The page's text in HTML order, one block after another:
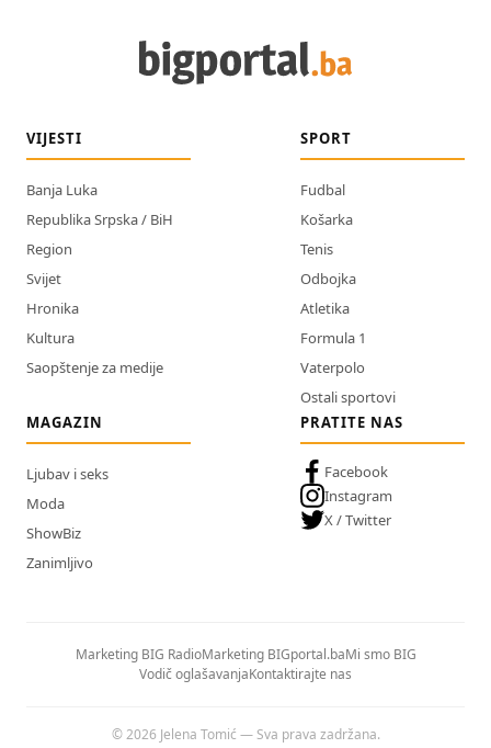
VIJESTI
Banja Luka
Republika Srpska / BiH
Region
Svijet
Hronika
Kultura
Saopštenje za medije
SPORT
Fudbal
Košarka
Tenis
Odbojka
Atletika
Formula 1
Vaterpolo
Ostali sportovi
MAGAZIN
Ljubav i seks
Moda
ShowBiz
Zanimljivo
PRATITE NAS
Facebook
Instagram
X / Twitter
Marketing BIG RadioMarketing BIGportal.baMi smo BIG
Vodič oglašavanjaKontaktirajte nas
© 2026 Jelena Tomić — Sva prava zadržana.